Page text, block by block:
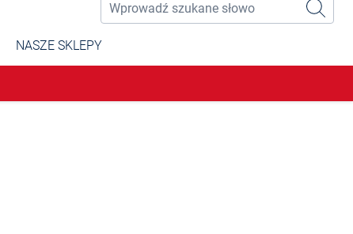
NASZE SKLEPY